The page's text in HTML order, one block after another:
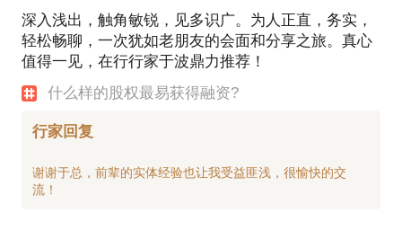
深入浅出，触角敏锐，见多识广。为人正直，务实，
轻松畅聊，一次犹如老朋友的会面和分享之旅。真心
值得一见，在行行家于波鼎力推荐！
什么样的股权最易获得融资?
行家回复
谢谢于总，前辈的实体经验也让我受益匪浅，很愉快的交